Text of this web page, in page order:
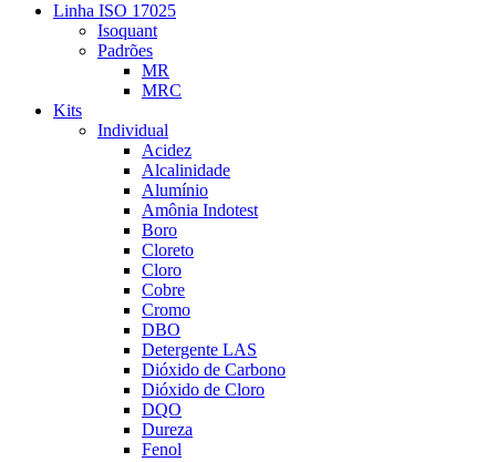
Linha ISO 17025
Isoquant
Padrões
MR
MRC
Kits
Individual
Acidez
Alcalinidade
Alumínio
Amônia Indotest
Boro
Cloreto
Cloro
Cobre
Cromo
DBO
Detergente LAS
Dióxido de Carbono
Dióxido de Cloro
DQO
Dureza
Fenol